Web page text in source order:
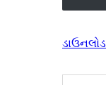
ડાઉનલોડ